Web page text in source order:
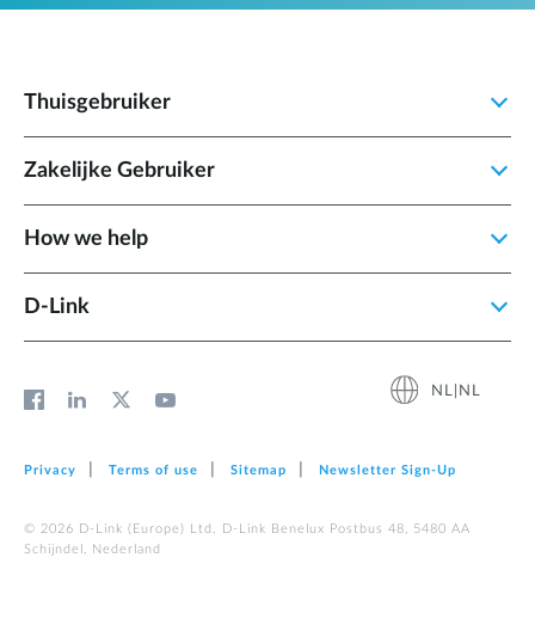
Thuisgebruiker
Zakelijke Gebruiker
How we help
D‑Link
NL|NL
Privacy Terms of use Sitemap Newsletter Sign‑Up
© 2026 D‑Link (Europe) Ltd. D-Link Benelux Postbus 48, 5480 AA
Schijndel, Nederland